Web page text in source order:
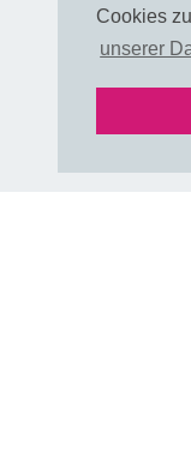
Cookies
unserer
Über